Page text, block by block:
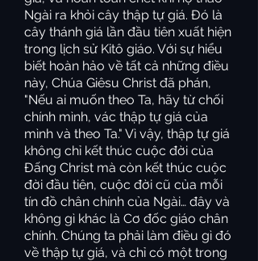
Ngài ra khỏi cây thập tự giá. Đó là
cây thánh giá lần đầu tiên xuất hiện
trong lịch sử Kitô giáo. Với sự hiểu
biết hoàn hảo về tất cả những điều
này, Chúa Giêsu Christ đã phán,
"Nếu ai muốn theo Ta, hãy từ chối
chính mình, vác thập tự giá của
mình và theo Ta." Vì vậy, thập tự giá
không chỉ kết thúc cuộc đời của
Đấng Christ mà còn kết thúc cuộc
đời đầu tiên, cuộc đời cũ của mỗi
tín đồ chân chính của Ngài… đây và
không gì khác là Cơ đốc giáo chân
chính. Chúng ta phải làm điều gì đó
về thập tự giá, và chỉ có một trong